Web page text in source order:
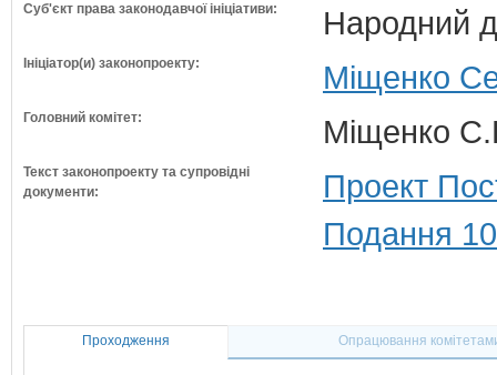
Суб'єкт права законодавчої ініціативи: Народний
Ініціатор(и) законопроекту: Міщенко
Головний комітет: Міщенко
Текст законопроекту та супровідні
документи:
Проект
Подання
Проходження Опрацювання